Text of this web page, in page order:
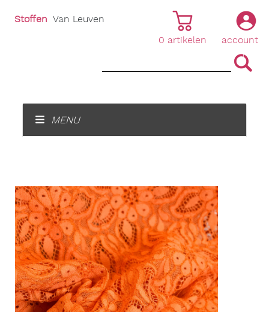
account
|
0 artikelen
Stoffen Van Leuven
MENU